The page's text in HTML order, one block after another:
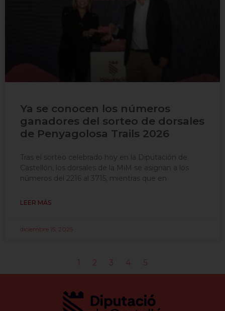
Ya se conocen los números
ganadores del sorteo de dorsales
de Penyagolosa Trails 2026
Tras el sorteo celebrado hoy en la Diputación de
Castellón, los dorsales de la MiM se asignan a los
números del 2216 al 3715, mientras que en
LEER MÁS
diciembre 15, 2025
1 2 3 4 5